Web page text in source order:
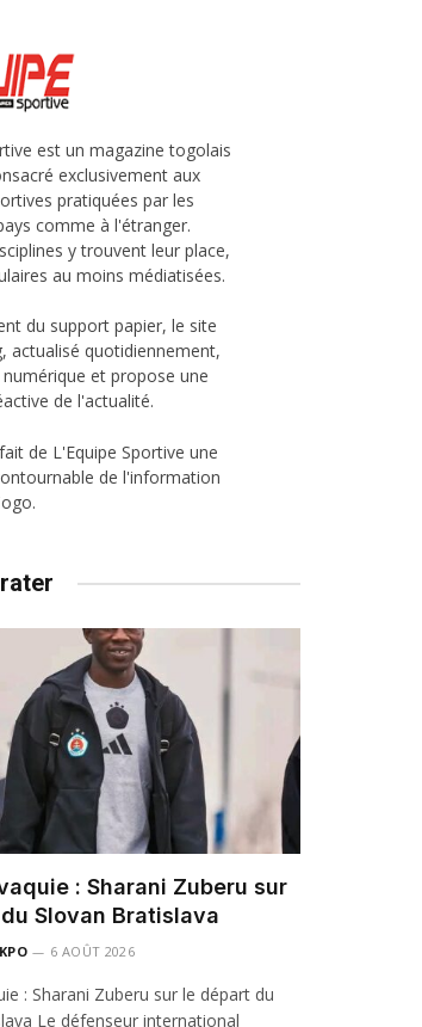
est un magazine togolais
exclusivement aux
pratiquées par les
comme à l'étranger.
y trouvent leur place,
au moins médiatisées.
du support papier, le site
actualisé quotidiennement,
et propose une
de l'actualité.
de L'Equipe Sportive une
de l'information
: Sharani Zuberu sur
Slovan Bratislava
6 AOÛT 2026
: Sharani Zuberu sur le départ du
Le défenseur international